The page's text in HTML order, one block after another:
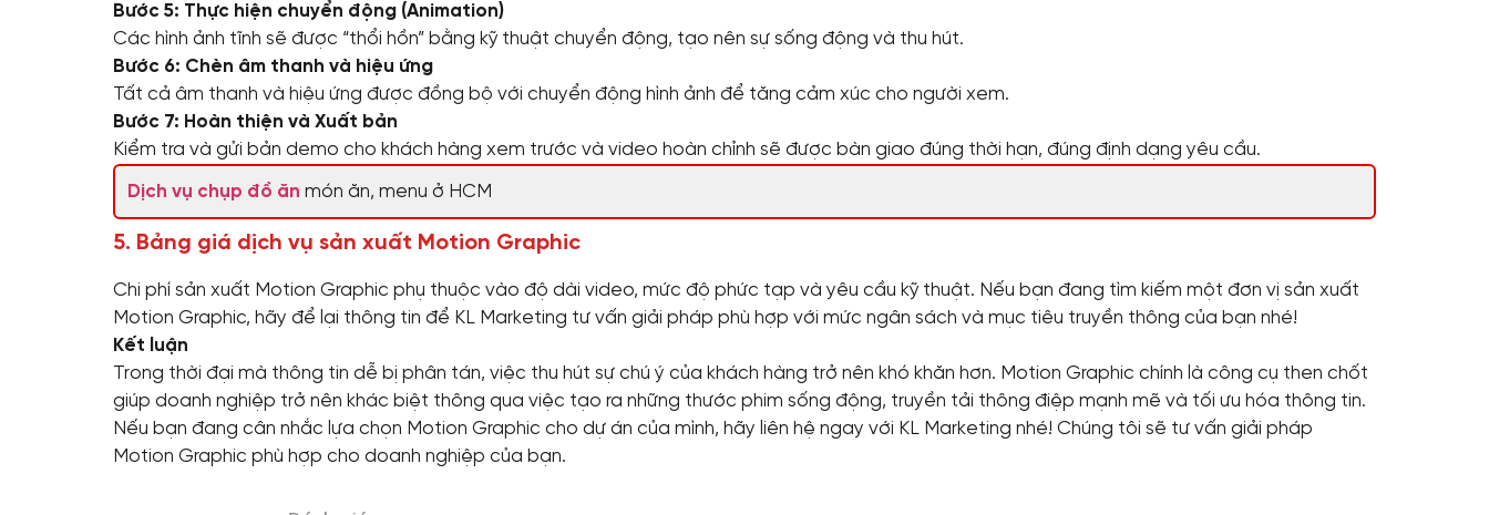
Bước 5: Thực hiện chuyển động (Animation)
Các hình ảnh tĩnh sẽ được “thổi hồn” bằng kỹ thuật chuyển động, tạo nên sự sống động và thu hút.
Bước 6: Chèn âm thanh và hiệu ứng
Tất cả âm thanh và hiệu ứng được đồng bộ với chuyển động hình ảnh để tăng cảm xúc cho người xem.
Bước 7: Hoàn thiện và Xuất bản
Kiểm tra và gửi bản demo cho khách hàng xem trước và video hoàn chỉnh sẽ được bàn giao đúng thời hạn, đúng định dạng yêu cầu.
Dịch vụ chụp đồ ăn món ăn, menu ở HCM
5. Bảng giá dịch vụ sản xuất Motion Graphic
Chi phí sản xuất Motion Graphic phụ thuộc vào độ dài video, mức độ phức tạp và yêu cầu kỹ thuật. Nếu bạn đang tìm kiếm một đơn vị sản xuất
Motion Graphic, hãy để lại thông tin để KL Marketing tư vấn giải pháp phù hợp với mức ngân sách và mục tiêu truyền thông của bạn nhé!
Kết luận
Trong thời đại mà thông tin dễ bị phân tán, việc thu hút sự chú ý của khách hàng trở nên khó khăn hơn. Motion Graphic chính là công cụ then chốt
giúp doanh nghiệp trở nên khác biệt thông qua việc tạo ra những thước phim sống động, truyền tải thông điệp mạnh mẽ và tối ưu hóa thông tin.
Nếu bạn đang cân nhắc lựa chọn Motion Graphic cho dự án của mình, hãy liên hệ ngay với KL Marketing nhé! Chúng tôi sẽ tư vấn giải pháp
Motion Graphic phù hợp cho doanh nghiệp của bạn.